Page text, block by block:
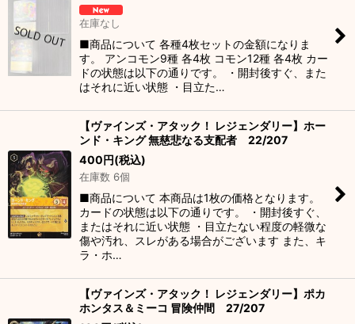
在庫なし
■商品について 各種4枚セットの金額になりま
す。 アンコモン9種 各4枚 コモン12種 各4枚 カー
ドの状態は以下の通りです。 ・開封後すぐ、また
はそれに近い状態 ・目立た…
【ヴァインズ・アタック！ レジェンダリー】ホー
ンド・キング 無慈悲なる支配者 22/207
400円(税込)
在庫数 6個
■商品について 本商品は1枚の価格となります。
カードの状態は以下の通りです。 ・開封後すぐ、
またはそれに近い状態 ・目立たない程度の軽微な
傷や汚れ、スレがある場合がございます また、キ
ラ・ホ…
【ヴァインズ・アタック！ レジェンダリー】ポカ
ホンタス＆ミーコ 冒険仲間 27/207